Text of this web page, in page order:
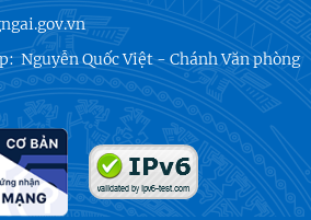
Nguyễn Quốc Việt - Chánh Văn phòng